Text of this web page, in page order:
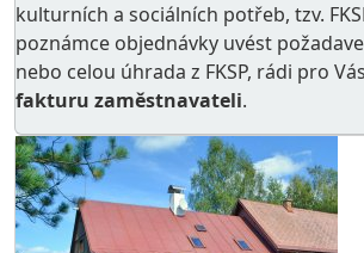
kulturních a sociálních potřeb, tzv.
poznámce objednávky uvést
nebo celou úhrada z FKSP, rádi pro Vás
fakturu zaměstnavateli.